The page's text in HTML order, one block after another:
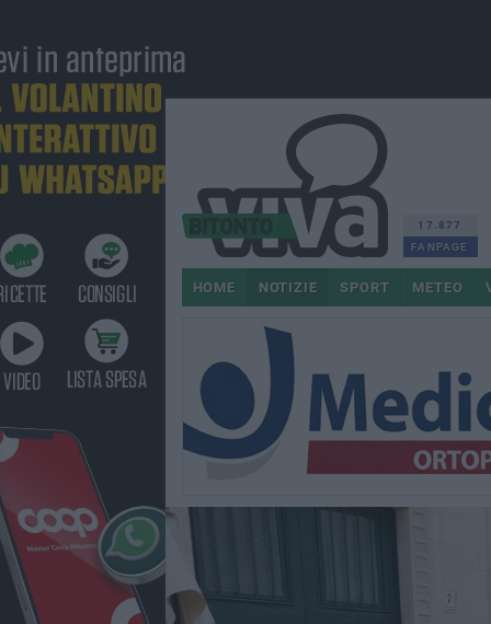
17.877
FANPAGE
HOME NOTIZIE SPORT METEO